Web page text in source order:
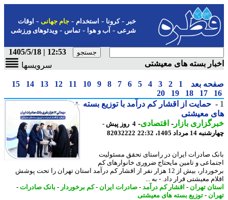
-کرونا-استخدام- جام جهانی-اوقات
شرعی-آب و هوا-تماس-ویدئوهای ورزشی
12:53 | 1405/5/18
بسته های معیشتی
سرویسها
بعد 1
2
3
4
5
6
7
8
9
10
11
12
13
14
15
17
18
19
20
حمایت از اقشار کم درآمد با توزیع بسته
معیشتی
بازار- اقتصادی- 4 روز پیش -
مرداد 1405، 22:32
82032222
صادرات ایران در راستای تحقق مسئولیت
و تامین مایحتاج ضروری خانوارهای کم
برخوردار، بیش از 12 هزار نفر از اقشار کم درآمد استان تهران را تحت پوشش
معیشتی قرار داد. - به ...
تهران- اقشار کم درآمد- صادرات ایران - کم برخوردار-بانک صادرات-
- توزیع بسته های معیشتی